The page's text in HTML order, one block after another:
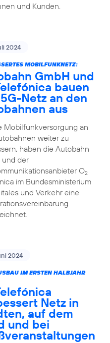
und Kunden.
2024
MOBILFUNKNETZ:
GmbH und
bauen
Netz an den
aus
Mobilfunkversorgung an
weiter zu
haben die Autobahn
und der
O2
im Bundesministerium
und Verkehr eine
2024
IM ERSTEN HALBJAHR
Netz in
auf dem
und bei